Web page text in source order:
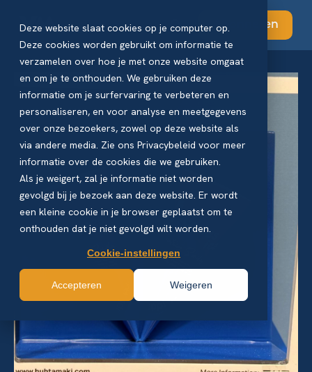
Deze website slaat cookies op je computer op.
Deze cookies worden gebruikt om informatie te
verzamelen over hoe je met onze website omgaat
en om je te onthouden. We gebruiken deze
informatie om je surfervaring te verbeteren en
personaliseren, en voor analyse en meetgegevens
over onze bezoekers, zowel op deze website als
via andere media. Zie ons Privacybeleid voor meer
informatie over de cookies die we gebruiken.
Als je weigert, zal je informatie niet worden
gevolgd bij je bezoek aan deze website. Er wordt
een kleine cookie in je browser geplaatst om te
onthouden dat je niet gevolgd wilt worden.
Cookie-instellingen
Accepteren Weigeren
Abonneren